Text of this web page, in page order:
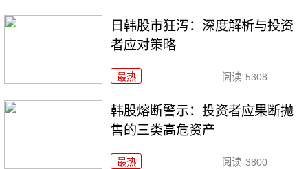
日韩股市狂泻：深度解析与投资
者应对策略
最热 阅读 5308
韩股熔断警示：投资者应果断抛
售的三类高危资产
最热 阅读 3800